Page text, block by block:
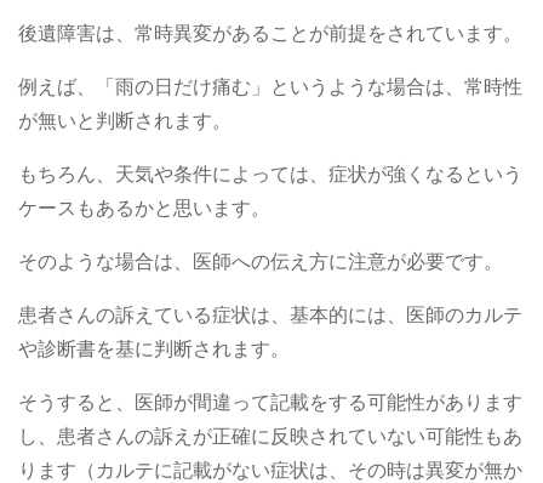
後遺障害は、常時異変があることが前提をされています。
例えば、「雨の日だけ痛む」というような場合は、常時性
が無いと判断されます。
もちろん、天気や条件によっては、症状が強くなるという
ケースもあるかと思います。
そのような場合は、医師への伝え方に注意が必要です。
患者さんの訴えている症状は、基本的には、医師のカルテ
や診断書を基に判断されます。
そうすると、医師が間違って記載をする可能性があります
し、患者さんの訴えが正確に反映されていない可能性もあ
ります（カルテに記載がない症状は、その時は異変が無か